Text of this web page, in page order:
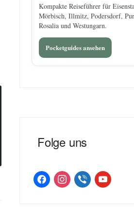
Kompakte Reiseführer für
Mörbisch, Illmitz, Podersdorf,
Rosalia und Westungarn.
Pocketguides ansehen
Folge uns
facebookinstagramviber youtube